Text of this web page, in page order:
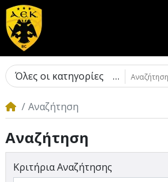
Όλες οι κατηγορίες
Αναζήτηση
Αναζήτηση
Κριτήρια Αναζήτησης